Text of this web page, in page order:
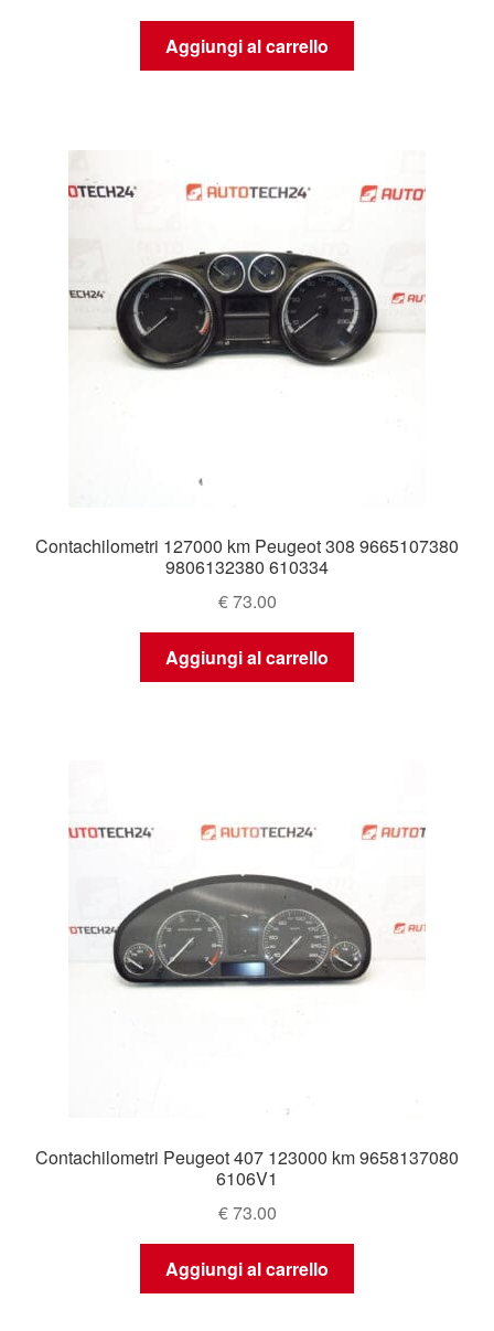
Aggiungi al carrello
Contachilometri 127000 km Peugeot 308 9665107380
9806132380 610334
€73.00
Aggiungi al carrello
Contachilometri Peugeot 407 123000 km 9658137080
6106V1
€73.00
Aggiungi al carrello